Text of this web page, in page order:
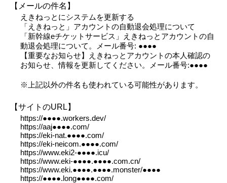
【メールの件名】
えきねっとにシステムを更新する
「えきねっと」アカウントの自動退会処理について
「新幹線eチケットサービス」えきねっとアカウントの自
動退会処理について。メール番号: ●●●●
【重要なお知らせ】えきねっとアカウントの本人確認の
お知らせ、情報を更新してください。メール番号:●●●●
※上記以外の件名も使われている可能性があります。
【サイトのURL】
https://●●●●.workers.dev/
https://aaj●●●●.com/
https://eki-nat.●●●●.com/
https://eki-neicom.●●●●.com/
https://www.eki2-●●●●.icu/
https://www.eki-●●●●.●●●●.com.cn/
https://www.eki.●●●●.●●●●.monster/●●●●
https://●●●●.long●●●●.com/